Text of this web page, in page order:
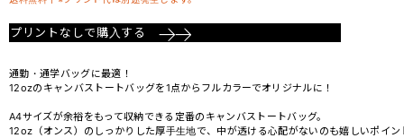
プリントなしで購入する
通勤・通学バッグに最適！
12ozのキャンバストートバッグを1点からフルカラーでオリジナルに！
A4サイズが余裕をもって収納できる定番のキャンバストートバッグ。
12oz（オンス）のしっかりした厚手生地で、中が透ける心配がないのも嬉しいポイン